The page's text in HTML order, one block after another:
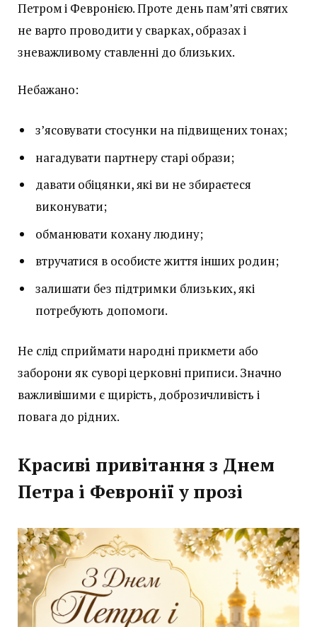
Петром і Февронією. Проте день пам’яті святих
не варто проводити у сварках, образах і
зневажливому ставленні до близьких.
Небажано:
з’ясовувати стосунки на підвищених тонах;
нагадувати партнеру старі образи;
давати обіцянки, які ви не збираєтеся
виконувати;
обманювати кохану людину;
втручатися в особисте життя інших родин;
залишати без підтримки близьких, які
потребують допомоги.
Не слід сприймати народні прикмети або
заборони як суворі церковні приписи. Значно
важливішими є щирість, доброзичливість і
повага до рідних.
Красиві привітання з Днем
Петра і Февронії у прозі